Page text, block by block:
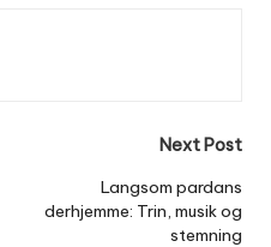
Next Post
Langsom pardans
derhjemme: Trin, musik og
stemning